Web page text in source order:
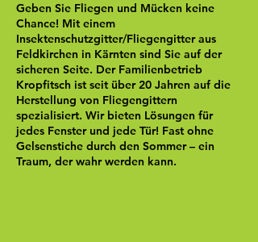
Geben Sie Fliegen und Mücken keine
Chance! Mit einem
Insektenschutzgitter/Fliegengitter aus
Feldkirchen in Kärnten sind Sie auf der
sicheren Seite. Der Familienbetrieb
Kropfitsch ist seit über 20 Jahren auf die
Herstellung von Fliegengittern
spezialisiert. Wir bieten Lösungen für
jedes Fenster und jede Tür! Fast ohne
Gelsenstiche durch den Sommer – ein
Traum, der wahr werden kann.